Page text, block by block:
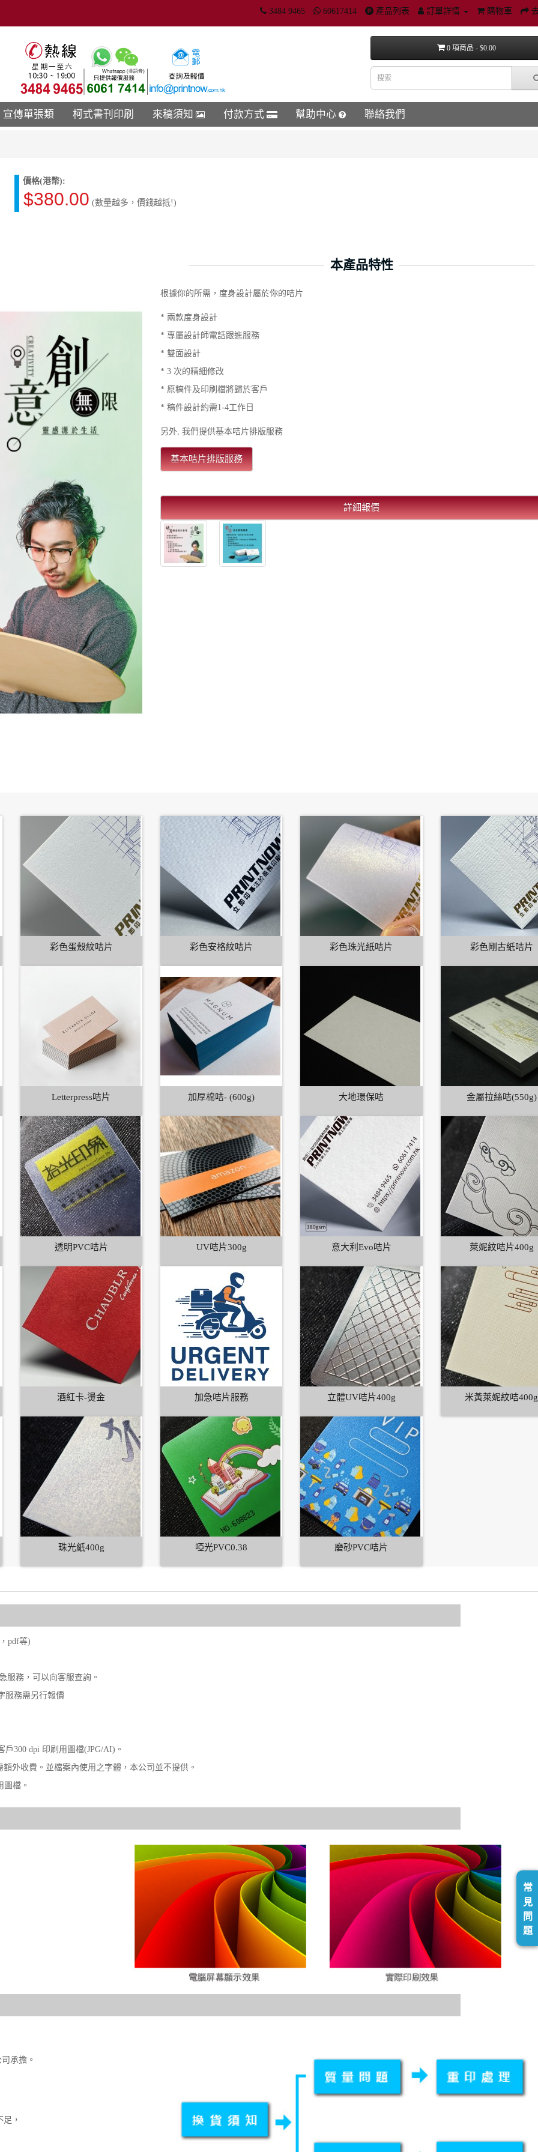
3484 9465 60617414 產品列表 訂單詳情 購物車
0 項商品 - $0.00
宣傳單張類 柯式書刊印刷 來稿須知 付款方式 幫助中心 聯絡我們
價格(港幣):
$380.00 (數量越多，價錢越抵!)
本產品特性
根據你的所需，度身設計屬於你的咭片
* 兩款度身設計
* 專屬設計師電話跟進服務
* 雙面設計
* 3 次的精細修改
* 原稿件及印刷檔將歸於客戶
* 稿件設計約需1-4工作日
另外, 我們提供基本咭片排版服務
基本咭片排版服務
詳細報價
彩色蛋殼紋咭片 彩色安格紋咭片 彩色珠光紙咭片 彩色剛古紙咭片
Letterpress咭片 加厚棉咭- (600g) 大地環保咭 金屬拉絲咭(550g)
透明PVC咭片 UV咭片300g 意大利Evo咭片 萊妮紋咭片400g
酒紅卡-燙金 加急咭片服務 立體UV咭片400g 米黃萊妮紋咭400g
珠光紙400g 啞光PVC0.38 磨砂PVC咭片
pdf等)
服務，可以向客服查詢。
服務需另行報價
300 dpi 印刷用圖檔(JPG/AI)。
外收費。並檔案內使用之字體，本公司並不提供。
檔。
承擔。
，
常
見
問
題